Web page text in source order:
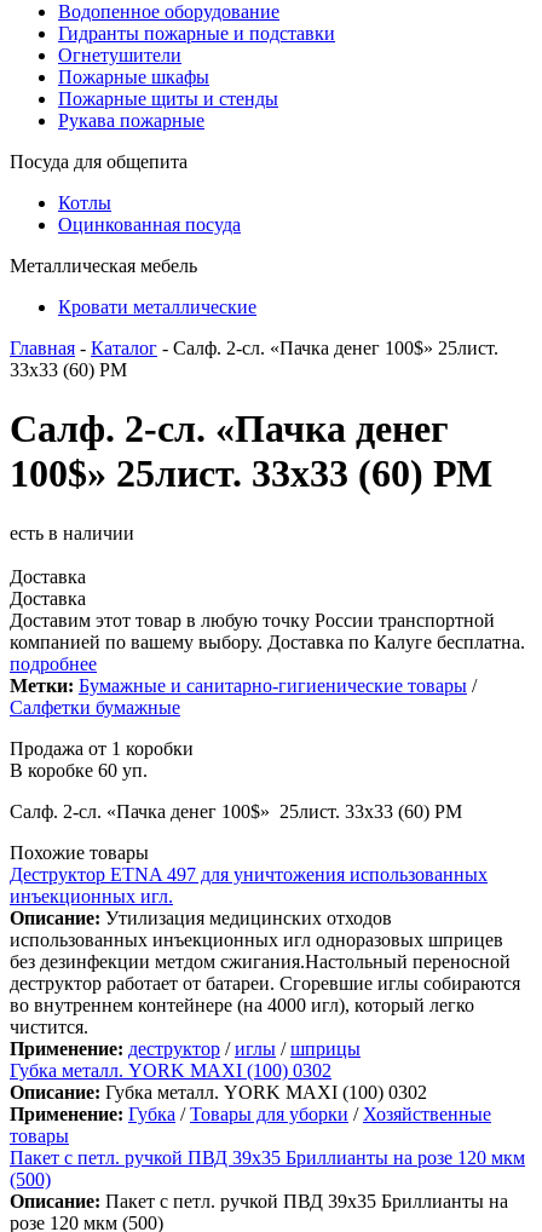
Водопенное оборудование
Гидранты пожарные и подставки
Огнетушители
Пожарные шкафы
Пожарные щиты и стенды
Рукава пожарные
Посуда для общепита
Котлы
Оцинкованная посуда
Металлическая мебель
Кровати металлические
Главная - Каталог - Салф. 2-сл. «Пачка денег 100$» 25лист.
33х33 (60) РМ
Салф. 2-сл. «Пачка денег
100$» 25лист. 33х33 (60) РМ
есть в наличии
Доставка
Доставка
Доставим этот товар в любую точку России транспортной
компанией по вашему выбору. Доставка по Калуге бесплатна.
подробнее
Метки: Бумажные и санитарно-гигиенические товары /
Салфетки бумажные
Продажа от 1 коробки
В коробке 60 уп.
Салф. 2-сл. «Пачка денег 100$» 25лист. 33х33 (60) РМ
Похожие товары
Деструктор ETNA 497 для уничтожения использованных
инъекционных игл.
Описание: Утилизация медицинских отходов
использованных инъекционных игл одноразовых шприцев
без дезинфекции метдом сжигания.Настольный переносной
деструктор работает от батареи. Сгоревшие иглы собираются
во внутреннем контейнере (на 4000 игл), который легко
чистится.
Применение: деструктор /иглы /шприцы
Губка металл. YORK MAXI (100) 0302
Описание: Губка металл. YORK MAXI (100) 0302
Применение: Губка /Товары для уборки / Хозяйственные
товары
Пакет с петл. ручкой ПВД 39х35 Бриллианты на розе 120 мкм
(500)
Описание: Пакет с петл. ручкой ПВД 39х35 Бриллианты на
розе 120 мкм (500)